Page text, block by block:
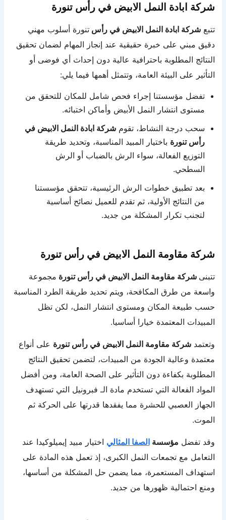
شركة ابادة النمل الابيض في رأس تنورة
تتبعشركة ابادة النمل الابيض في رأستنورة أسلوب مهني
دقيق مبني على خبرة حقيقية عند إنجاز المهام لضمان تحقيق
النتائج المطلوبة باحترافية عالية دون إحداث أي فوضى أو
التأثير على البيئة العامة، وتتمثل أهمها فيما يلي:
تفضل مؤسستنا إجراء فحص شامل للمكان للتحقق من
مستوى انتشار النمل الأبيض وأماكن اختبائه.
سحب درجة النشاط، تقومشركة ابادة النمل الابيض في
رأس تنورة باختيار المبيد المناسبة، وتحديد طريقة
التوزيع الفعالة، سواء الرش بالضباب أو الرش
السطحي.
بعد تطبيق خطوات الرش الرئيسية، تتحقق مؤسستنا
من النتائج الأولية، ثم تقدم للعميل نصائح أساسية
لتجنب تكرار المشكلة من جديد.
شركة مقاومة النمل الابيض في رأس تنورة
تتبنى شركة مقاومة النمل الابيض في رأس تنورة مجموعة
واسعة من طرق المكافحة، ويتم تحديد طريقة الطرد المناسبة
حسب طبيعة المكان ومستوى انتشار النمل، لكن تظل
المبيدات المعتمدة خيارا أساسيا.
وتعتمدشركة مقاومة النمل الابيض في رأس تنورة على أنواع
معتمدة وعالية الجودة من المبيدات، لتضمن تحقيق النتائج
المطلوبة بكفاءة دون التأثير على الصحة العامة، ومن أفضل
المواد الفعالة التي تستخدم مادة الـ فبرونيل التي تستهدف
الجهاز العصبي للحشرة مما يفقدها قدرتها على الحركة ثم
الموت.
وقد تفضل مؤسسةالصفا المثالي اختيار مبيد إيميلوكيدا عند
التعامل مع تجمعات النمل الكبرى، إذ تعمل هذه المادة على
استهداف المستعمرة، مما يضمن حل المشكلة من أساسها،
ومنع احتمالية ظهورها من جديد.